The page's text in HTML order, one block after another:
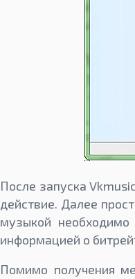
После запуска
действие. Далее
музыкой
информацией о
Помимо получения